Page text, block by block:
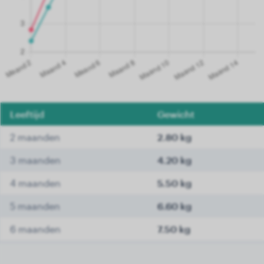
Leeftijd Gewicht
2 maanden 2.80 kg
3 maanden 4.20 kg
4 maanden 5.50 kg
5 maanden 6.60 kg
6 maanden 7.50 kg